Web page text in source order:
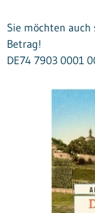
Sie möchten
Betrag!
DE74 7903 0001